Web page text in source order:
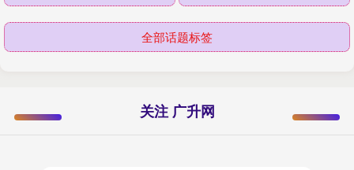
全部话题标签
关注 广升网